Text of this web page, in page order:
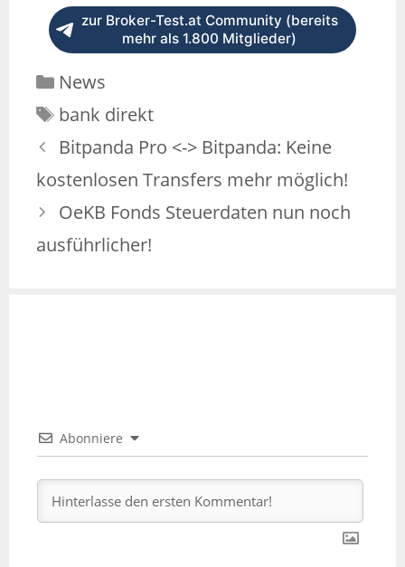
zur Broker-Test.at Community (bereits
mehr als 1.800 Mitglieder)
News
bank direkt
Bitpanda Pro <-> Bitpanda: Keine
kostenlosen Transfers mehr möglich!
OeKB Fonds Steuerdaten nun noch
ausführlicher!
Abonniere